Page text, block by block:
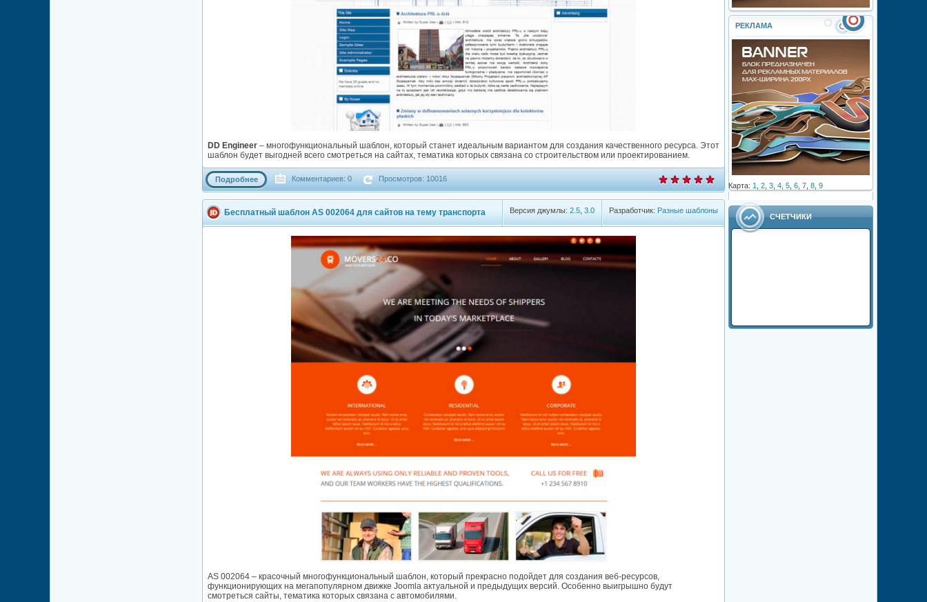
РЕКЛАМА
Карта: 1 2 3 4 5 6 7 8 9
СЧЕТЧИКИ
DD Engineer – многофункциональный шаблон, который станет идеальным вариантом для создания качественного ресурса. Этот
шаблон будет выгодней всего смотреться на сайтах, тематика которых связана со строительством или проектированием.
Подробнее Комментариев: 0 Просмотров: 10016
Разработчик: Разные шаблоны
Версия джумлы: 2.5 3.0
Бесплатный шаблон AS 002064 для сайтов на тему транспорта
AS 002064 – красочный многофункциональный шаблон, который прекрасно подойдет для создания веб-ресурсов,
функционирующих на мегапопулярном движке Joomla актуальной и предыдущих версий. Особенно выигрышно будут
смотреться сайты, тематика которых связана с автомобилями.